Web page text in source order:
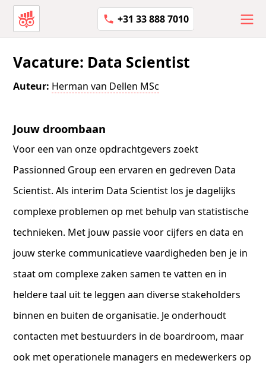
+31 33 888 7010
Vacature: Data Scientist
Auteur: Herman van Dellen MSc
Jouw droombaan
Voor een van onze opdrachtgevers zoekt
Passionned Group een ervaren en gedreven Data
Scientist. Als interim Data Scientist los je dagelijks
complexe problemen op met behulp van statistische
technieken. Met jouw passie voor cijfers en data en
jouw sterke communicatieve vaardigheden ben je in
staat om complexe zaken samen te vatten en in
heldere taal uit te leggen aan diverse stakeholders
binnen en buiten de organisatie. Je onderhoudt
contacten met bestuurders in de boardroom, maar
ook met operationele managers en medewerkers op